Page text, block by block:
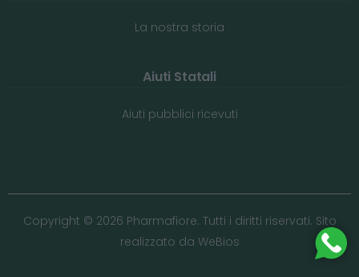
La nostra storia
Aiuti Statali
Aiuti pubblici ricevuti
Copyright © 2026 Pharmafiore. Tutti i diritti riservati. Sito
realizzato da WeBios